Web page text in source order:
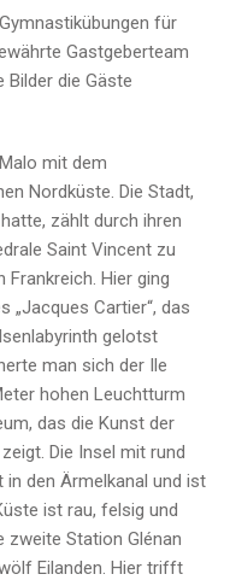
für
Gastgeberteam
Bilder die Gäste
mit dem
Nordküste. Die Stadt,
zählt durch ihren
Saint Vincent zu
Hier ging
„Jacques Cartier“, das
gelotst
man sich der Ile
hohen Leuchtturm
das die Kunst der
Die Insel mit rund
in den Ärmelkanal und ist
ist rau, felsig und
Station Glénan
Eilanden. Hier trifft